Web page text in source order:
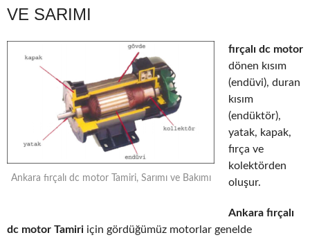
VE SARIMI
Ankara fırçalı dc motor Tamiri, Sarımı ve Bakımı
fırçalı dc motor
dönen kısım
(endüvi), duran
kısım
(endüktör),
yatak, kapak,
fırça ve
kolektörden
oluşur.
Ankara fırçalı
dc motor Tamiri için gördüğümüz motorlar genelde